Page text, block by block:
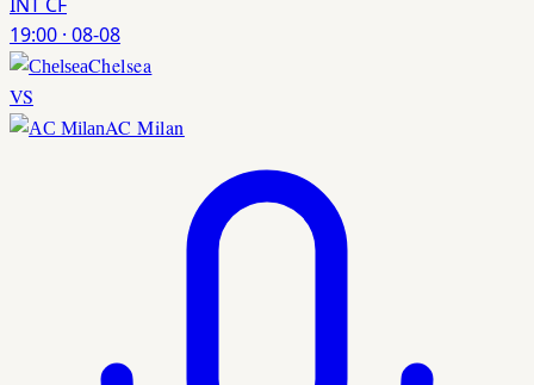
19:00 · 08-08
Chelsea
VS
AC Milan